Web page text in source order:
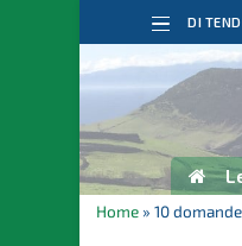
DI
Home» 10